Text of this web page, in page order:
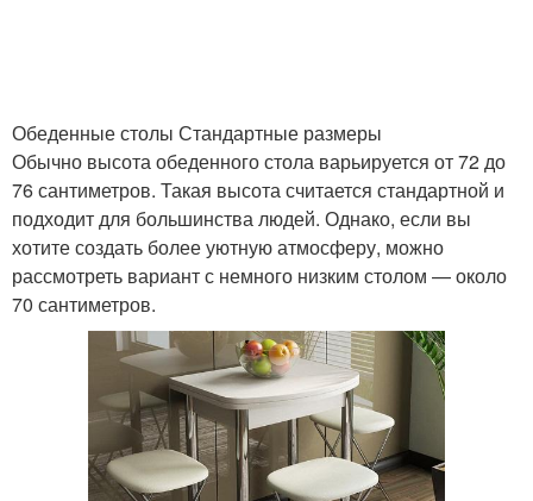
Обеденные столы Стандартные размеры
Обычно высота обеденного стола варьируется от 72 до
76 сантиметров. Такая высота считается стандартной и
подходит для большинства людей. Однако, если вы
хотите создать более уютную атмосферу, можно
рассмотреть вариант с немного низким столом — около
70 сантиметров.